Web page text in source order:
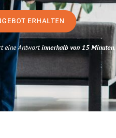
ERHALTEN
eine Antwortinnerhalb von 15 Minuten.